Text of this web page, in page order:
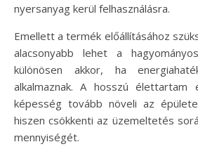
nyersanyag kerül felhasználásra.
Emellett a termék előállításához
alacsonyabb lehet a
különösen akkor, ha
alkalmaznak. A hosszú
képesség tovább növeli az
hiszen csökkenti az üzemeltetés
mennyiségét.